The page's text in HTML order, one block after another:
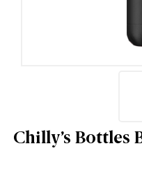
Chilly’s Bottles